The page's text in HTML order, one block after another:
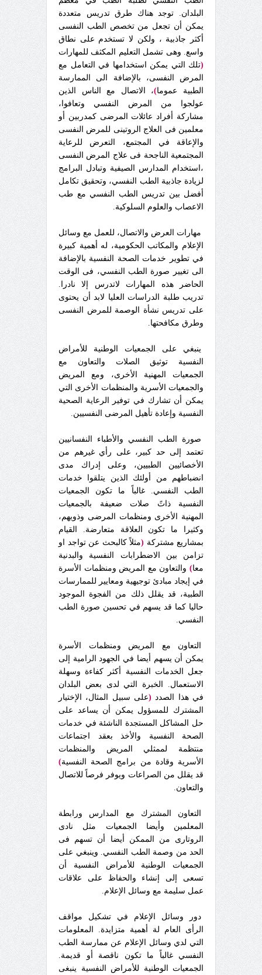
البلدان. توجد هناك طرق تدريس متعددة
يمكن أن تجعل من تخصص الطب النفسى
أكثر جاذبية ، ولكن لا تستخدم على نطاق
واسع. وهى تشمل التعليم المكثف للمهارات
(تلك التي يمكن استخدامها في التعامل مع
المرض النفسى، بالإضافة الى الممارسة
الطبية عموما)، الاتصال مع الناس الذين
عولجوا من المرض النفسي وتعافوا،
مشاركة أفراد عائلات المرضى كمدربين أو
معلمين فى العلاج الروتينى للمرض النفسى
والإعاقة في المجتمع، التعرض للرعاية
المجتمعية الناجحة فى علاج المرض النفسى
،استخدام المدارس الصيفية وتبادل البرامج
لزيادة جاذبية الطب النفسي، وتحقيق تكامل
أفضل بين تدريس الطب النفسي مع طب
الاعصاب والعلوم السلوكية.
مهارات العرض والاتصال، للعمل مع وسائل
الإعلام والمكاتب الحكومية، له أهمية كبيرة
في تطوير خدمات الصحة النفسية بالإضافة
الى تغيير صورة الطب النفسي، فى الوقت
الحاضر هذه المهارات لاتدرس إلا نادرا.
تدريب طلبة الدراسات العليا لابد أن يحتوى
على تدريس نشأة الوصمة للمرض النفسى
وطرق مكافحتها.
ينبغي على الجمعيات الوطنية للأمراض
النفسية توثيق الصلات والتعاون مع
الجمعيات المهنية الأخرى، ومع المريض
والجمعيات الأسرية والمنظمات الأخرى التي
يمكن أن تشارك في توفير الرعاية الصحية
النفسية وإعادة تأهيل المرضى النفسيين.
صورة الطب النفسي والأطباء النفسانيين
تعتمد إلى حد كبير، على رأي غيرهم من
الأخصائيين الطبيين، وعلى إدراك مدى
انضباطهم من أولئك الذين يتلقوا خدمات
الطب النفسي. غالباً ما تكون الجمعيات
النفسية ذاتً صلات ضعيفة بالجمعيات
المهنية الأخرى ومنظمات المرضى وذويهم،
وكثيرا ما تكون العلاقة متعارضة. القيام
بمشاريع مشتركة (مثلاً كالبحث عن تواجد او
تزامن بين الاضطرابات النفسية والبدنية
معا) والتعاون مع المريض ومنظمات الأسرة
في إيجاد مبادئ توجيهية ومعايير للممارسات
الطبية، قد يقلل ذلك من الفجوة الموجود
حاليا كما قد يسهم في تحسين صورة الطب
النفسي.
التعاون مع المريض ومنظمات الأسرة
يمكن أن يسهم أيضا في الجهود الرامية إلى
جعل الخدمات النفسية أكثر كفاءة وسهلة
الاستعمال. الخبرة التي لدى بعض البلدان
في هذا الصدد (على سبيل المثال، الإختيار
المشترك للمسؤول يمكن أن يساعد على
حل المشاكل المستجدة الناشئة في خدمات
الصحة النفسية والأخذ بعقد اجتماعات
منتظمة لممثلي المريض والمنظمات
الأسرية وقادة من برامج الصحة النفسية)
قد يقلل من الصراعات ويوفر فرصاً للاتصال
والتعاون.
التعاون المشترك مع المدارس ورابطة
المعلمين وأيضا الجمعيات مثل نادى
الروتارى من الممكن أيضا أن تسهم فى
الحد من وصمة الطب النفسي. وينبغي على
الجمعيات الوطنية للأمراض النفسية أن
تسعى إلى إنشاء والحفاظ على علاقات
عمل سليمة مع وسائل الإعلام.
دور وسائل الإعلام في تشكيل مواقف
الرأى العام لة أهمية متزايدة. المعلومات
التي لدي وسائل الإعلام عن ممارسة الطب
النفسي غالباً ما تكون ناقصة أو قديمة.
الجمعيات الوطنية للأمراض النفسية ينبغى